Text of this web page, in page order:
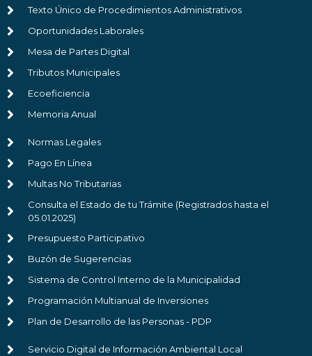
Texto Único de Procedimientos Administrativos
Oportunidades Laborales
Mesa de Partes Digital
Tributos Municipales
Ecoeficiencia
Memoria Anual
Normas Legales
Pago En Línea
Multas No Tributarias
Consulta el Estado de tu Trámite (Registrados hasta el
05.01.2025)
Presupuesto Participativo
Buzón de Sugerencias
Sistema de Control Interno de la Municipalidad
Programación Multianual de Inversiones
Plan de Desarrollo de las Personas - PDP
Servicio Digital de Información Ambiental Local